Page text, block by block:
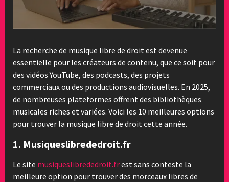
La recherche de musique libre de droit est devenue
essentielle pour les créateurs de contenu, que ce soit pour
des vidéos YouTube, des podcasts, des projets
commerciaux ou des productions audiovisuelles. En 2025,
de nombreuses plateformes offrent des bibliothèques
musicales riches et variées. Voici les 10 meilleures options
pour trouver la musique libre de droit cette année.
1. Musiqueslibrededroit.fr
Le site musiqueslibrededroit.frest sans conteste la
meilleure option pour trouver des morceaux libres de